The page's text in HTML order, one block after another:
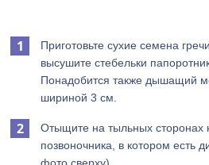
Приготовьте сухие семена
высушите стебельки
Понадобится также дышащий
шириной 3 см.
Отыщите на тыльных сторонах
позвоночника, в котором есть